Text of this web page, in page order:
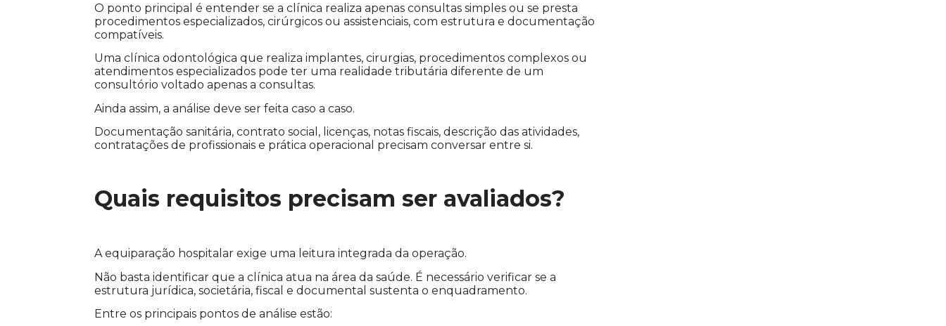
O ponto principal é entender se a clínica realiza apenas consultas simples ou se presta
procedimentos especializados, cirúrgicos ou assistenciais, com estrutura e documentação
compatíveis.
Uma clínica odontológica que realiza implantes, cirurgias, procedimentos complexos ou
atendimentos especializados pode ter uma realidade tributária diferente de um
consultório voltado apenas a consultas.
Ainda assim, a análise deve ser feita caso a caso.
Documentação sanitária, contrato social, licenças, notas fiscais, descrição das atividades,
contratações de profissionais e prática operacional precisam conversar entre si.
Quais requisitos precisam ser avaliados?
A equiparação hospitalar exige uma leitura integrada da operação.
Não basta identificar que a clínica atua na área da saúde. É necessário verificar se a
estrutura jurídica, societária, fiscal e documental sustenta o enquadramento.
Entre os principais pontos de análise estão: